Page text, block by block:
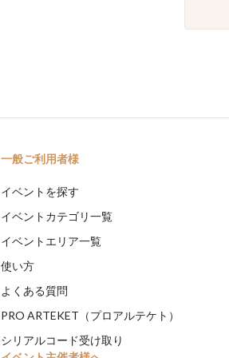
一般ご利用者様
イベントを探す
イベントカテゴリ一覧
イベントエリア一覧
使い方
よくある質問
PRO ARTEKET（プロアルテケト）
シリアルコード受け取り